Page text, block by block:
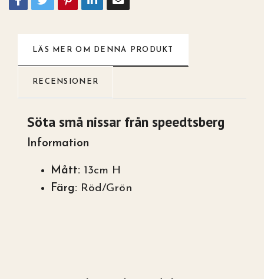
LÄS MER OM DENNA PRODUKT
RECENSIONER
Söta små nissar från speedtsberg
Information
Mått: 13cm H
Färg: Röd/Grön